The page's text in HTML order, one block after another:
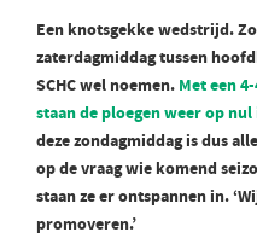
Een knotsgekke wedstrijd.
zaterdagmiddag tussen
SCHC wel noemen. Met een
staan de ploegen weer op
deze zondagmiddag is dus
op de vraag wie komend
staan ze er ontspannen in.
promoveren.’